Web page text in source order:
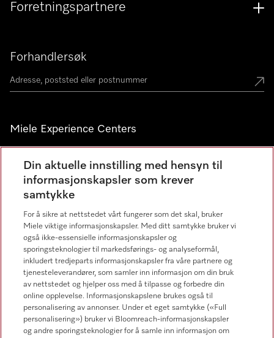
Forhandlersøk
Miele Experience Centers
Miele Outlet Nesbru
Nyhetsbrev
Forretningspartnere
Miele på Facebook
Miele på Youtube
Din aktuelle innstilling med hensyn til
informasjonskapsler som krever
samtykke
For å sikre at nettstedet vårt fungerer som det skal, bruker
Miele viktige informasjonskapsler. Med ditt samtykke bruker vi
også ikke-essensielle informasjonskapsler og
sporingsteknologier til markedsførings- og analyseformål,
inkludert tredjeparts informasjonskapsler fra våre partnere og
tjenesteleverandører, som samler inn informasjon om din bruk
av nettstedet og hjelper oss med å tilpasse og forbedre din
online opplevelse. Informasjonskapslene brukes også til
personalisering av annonser. Under et eget samtykke («Full
personalisering») bruker vi Bloomreach-informasjonskapsler
og andre sporingsteknologier for å samle inn informasjon om